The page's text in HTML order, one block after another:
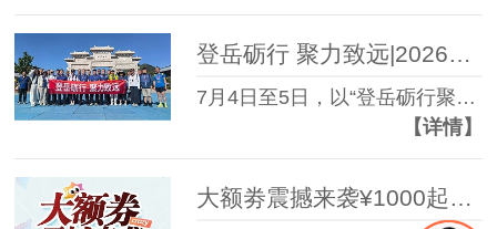
登岳砺行 聚力致远|2026年度上半年业务经理总结会圆满举行！
7月4日至5日，以“登岳砺行聚…
【详情】
大额劵震撼来袭¥1000起满额累计赠送。HWCL系列活动延期至2026.9.30